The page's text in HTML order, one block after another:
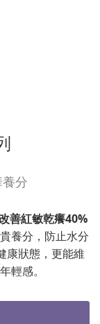
分
善紅敏乾癢40%
養分，防止水分
康狀態，更能維
輕感。